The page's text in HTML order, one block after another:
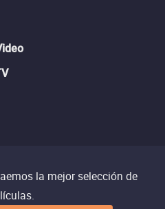
la mejor selección de